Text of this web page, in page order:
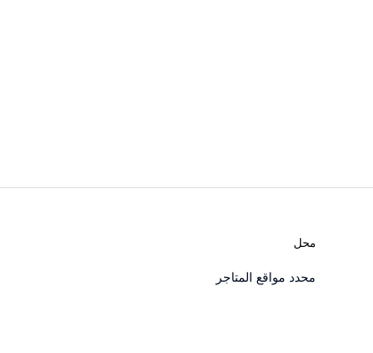
محل
محدد مواقع المتاجر